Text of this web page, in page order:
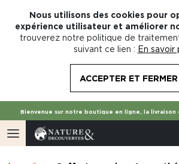
Nous utilisons des cookies pour
expérience utilisateur et améliorer
trouverez notre politique de
suivant ce lien : En savoir
ACCEPTER ET FERMER
Bienvenue sur notre boutique en ligne, la livraison